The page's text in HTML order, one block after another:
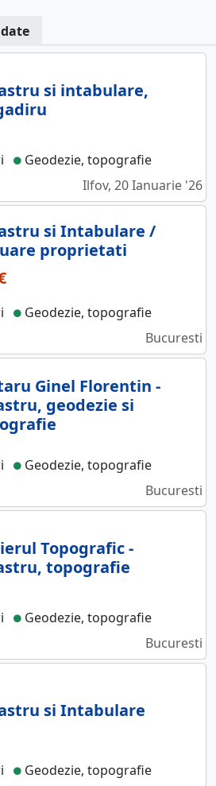
si intabulare,
Geodezie, topografie
Ilfov, 20 Ianuarie '26
si Intabulare /
proprietati
Geodezie, topografie
Bucuresti
Ginel Florentin -
geodezie si
Geodezie, topografie
Bucuresti
Topografic -
topografie
Geodezie, topografie
Bucuresti
si Intabulare
Geodezie, topografie